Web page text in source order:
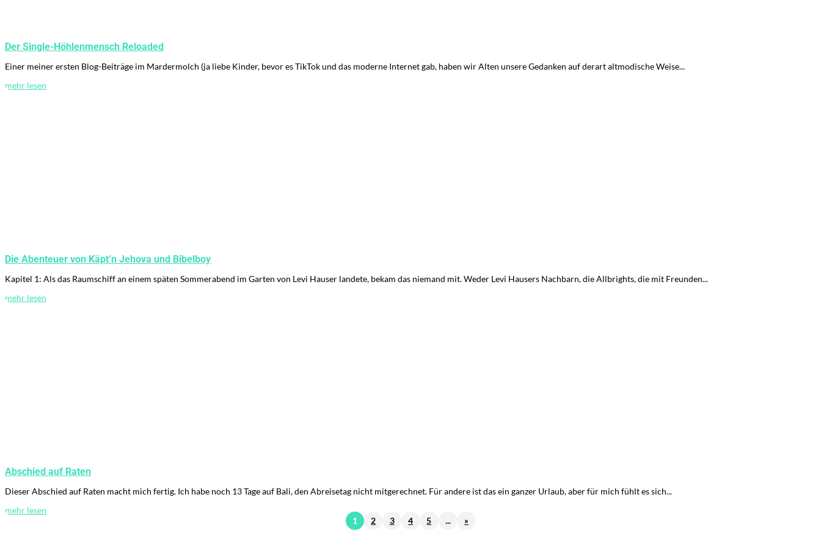
Der Single-Höhlenmensch Reloaded
Einer meiner ersten Blog-Beiträge im Mardermolch (ja liebe Kinder, bevor es TikTok und das moderne Internet gab, haben wir Alten unsere Gedanken auf derart altmodische Weise...
mehr lesen
Die Abenteuer von Käpt’n Jehova und Bibelboy
Kapitel 1: Als das Raumschiff an einem späten Sommerabend im Garten von Levi Hauser landete, bekam das niemand mit. Weder Levi Hausers Nachbarn, die Allbrights, die mit Freunden...
mehr lesen
Abschied auf Raten
Dieser Abschied auf Raten macht mich fertig. Ich habe noch 13 Tage auf Bali, den Abreisetag nicht mitgerechnet. Für andere ist das ein ganzer Urlaub, aber für mich fühlt es sich...
mehr lesen
1
2 3 4 5 ... »